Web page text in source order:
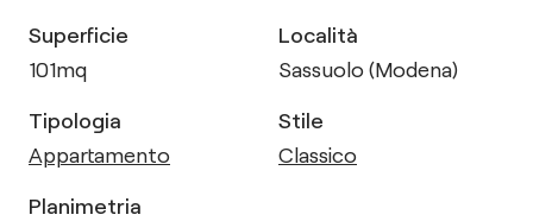
Superficie
101mq
Località
Sassuolo (Modena)
Tipologia
Appartamento
Stile
Classico
Planimetria